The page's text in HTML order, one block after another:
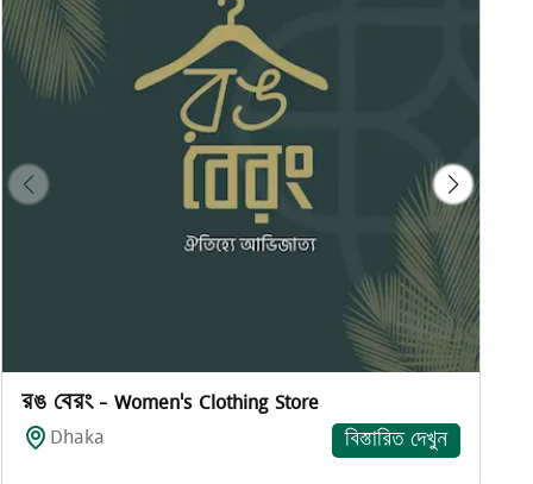
রঙ বেরং - Women's Clothing Store
Dhaka
বিস্তারিত দেখুন